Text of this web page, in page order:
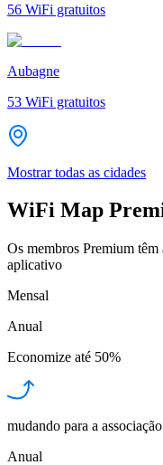
56 WiFi gratuitos
Aubagne
53 WiFi gratuitos
Mostrar todas as cidades
WiFi Map
Os membros Premium
aplicativo
Mensal
Anual
Economize até 50%
mudando para a
Anual